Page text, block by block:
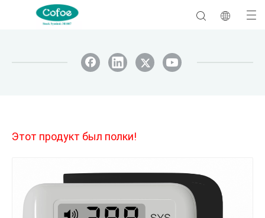
Этот продукт был полки!